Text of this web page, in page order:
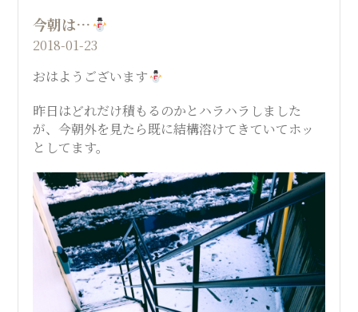
今朝は…
2018-01-23
おはようございます
昨日はどれだけ積もるのかとハラハラしました
が、今朝外を見たら既に結構溶けてきていてホッ
としてます。